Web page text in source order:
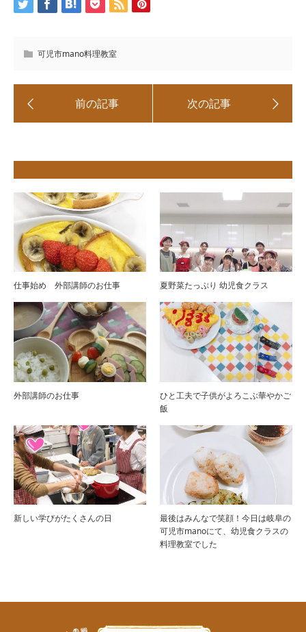
可児市mano料理教室
仕事始め 外部講師のお仕事 夏野菜たっぷり 幼児食クラス
外部講師のお仕事
ひと工夫で子供がよろこぶ華やかご
飯
新しい学びがたくさんの日
最後はみんなで笑顔！今日は岐阜の
可児市manoにて、幼児食クラスの
料理教室でした